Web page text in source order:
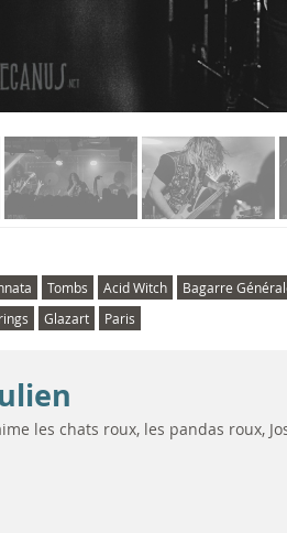
Tombs Acid Witch
Bagarre
Glazart Paris
les chats roux, les pandas roux,